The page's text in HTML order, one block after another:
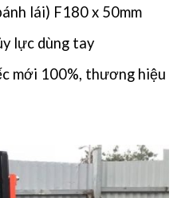
lái) F180 x 50mm
lực dùng tay
mới 100%, thương hiệu